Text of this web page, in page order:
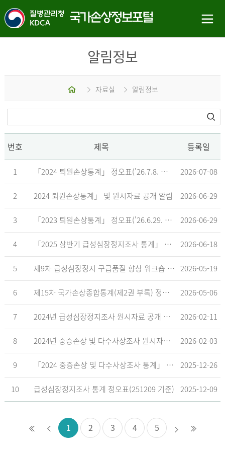
알림정보
홈 자료실 알림정보
번호 제목 등록일
1 「2024 퇴원손상통계」 정오표('26.7.8. 기준) 2026-07-08
2 2024 퇴원손상통계」 및 원시자료 공개 알림 2026-06-29
3 「2023 퇴원손상통계」 정오표('26.6.29. 기준) 2026-06-29
4 「2025 상반기 급성심장정지조사 통계」 공표 2026-06-18
5 제9차 급성심장정지 구급품질 향상 워크숍 개최 안내 2026-05-19
6 제15차 국가손상종합통계(제2권 부록) 정오표('26.5.18. 기준) 2026-05-06
7 2024년 급성심장정지조사 원시자료 공개 알림 2026-02-11
8 2024년 중증손상 및 다수사상조사 원시자료 공개 알림 2026-02-03
9 「2024 중증손상 및 다수사상조사 통계」 공표 2025-12-26
10 급성심장정지조사 통계 정오표(251209 기준) 2025-12-09
1 2 3 4 5